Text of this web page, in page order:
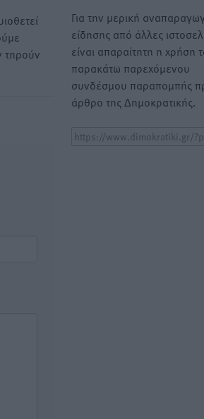
τηρούν
Για την μερική
είδησης από άλλες
είναι απαραίτητη η χρήση
παρακάτω παρεχόμενου
συνδέσμου παραπομπής
άρθρο της Δημοκρατικής.